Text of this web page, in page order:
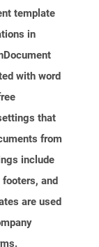
template
in
with word
that
from
include
and
are used